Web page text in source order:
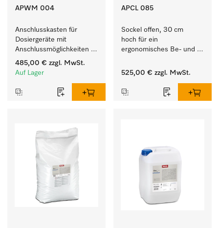
APWM 004
Anschlusskasten für
Dosiergeräte mit
Anschlussmöglichkeiten
für maximal 6
Dosierpumpen.
485,00 € zzgl. MwSt.
Auf Lager
APCL 085
Sockel offen, 30 cm
hoch für ein
ergonomisches Be- und
Waschmaschine und
525,00 € zzgl. MwSt.